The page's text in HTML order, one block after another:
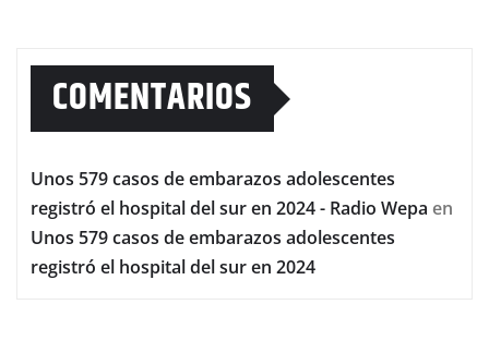
COMENTARIOS
Unos 579 casos de embarazos adolescentes
registró el hospital del sur en 2024 - Radio Wepa en
Unos 579 casos de embarazos adolescentes
registró el hospital del sur en 2024